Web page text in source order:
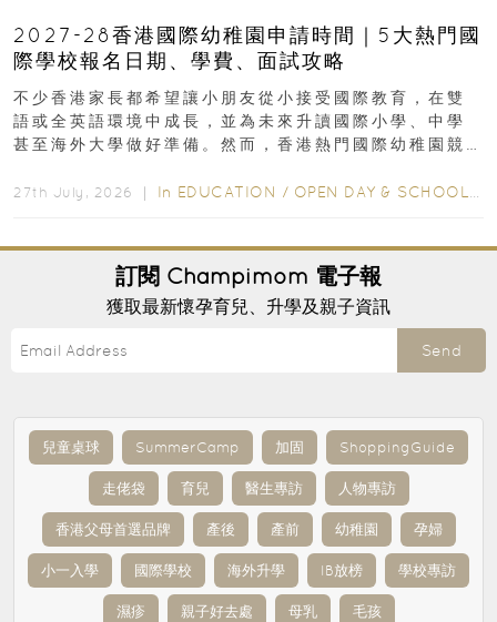
2027-28香港國際幼稚園申請時間｜5大熱門國
際學校報名日期、學費、面試攻略
不少香港家長都希望讓小朋友從小接受國際教育，在雙
語或全英語環境中成長，並為未來升讀國際小學、中學
甚至海外大學做好準備。然而，香港熱門國際幼稚園競
27th July, 2026 ｜ In EDUCATION / OPEN DAY & SCHOOL EVENTS
訂閱 Champimom 電子報
獲取最新懷孕育兒、升學及親子資訊
Send
兒童桌球 SummerCamp 加固 ShoppingGuide
走佬袋 育兒 醫生專訪 人物專訪
香港父母首選品牌 產後 產前 幼稚園 孕婦
小一入學 國際學校 海外升學 IB放榜 學校專訪
濕疹 親子好去處 母乳 毛孩